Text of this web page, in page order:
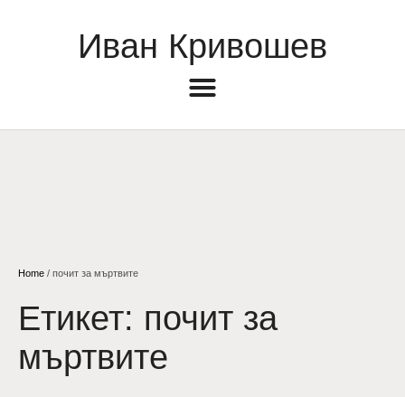
Иван Кривошев
Home / почит за мъртвите
Етикет: почит за
мъртвите